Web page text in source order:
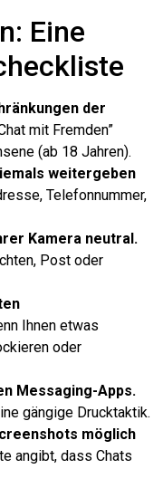
Eine
der
mit Fremden”
(ab 18 Jahren).
weitergeben
Telefonnummer,
Kamera neutral.
Post oder
Ihnen etwas
oder
Messaging-Apps.
gängige Drucktaktik.
möglich
angibt, dass Chats